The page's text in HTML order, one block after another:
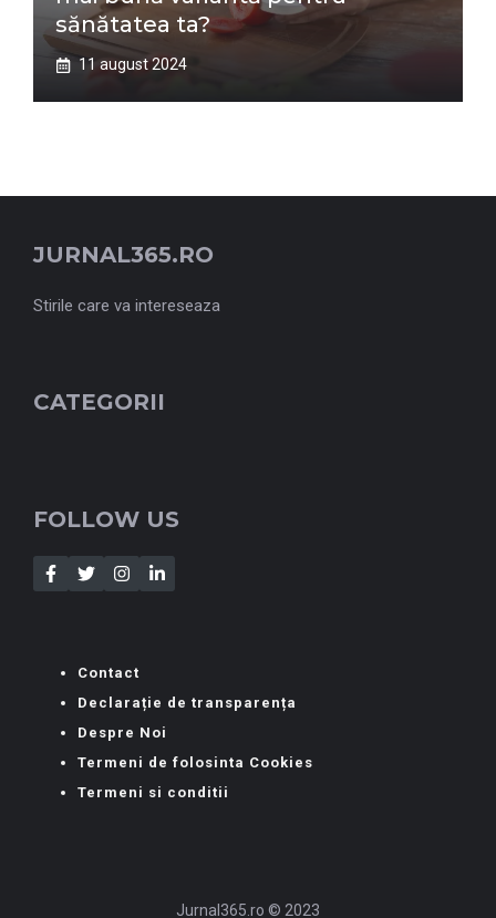
sănătatea ta?
11 august 2024
JURNAL365.RO
Stirile care va intereseaza
CATEGORII
FOLLOW US
Contact
Declarație de transparența
Despre Noi
Termeni de folosinta Cookies
Termeni si conditii
Jurnal365.ro © 2023